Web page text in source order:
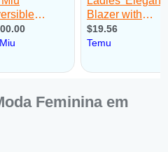
Feminina em